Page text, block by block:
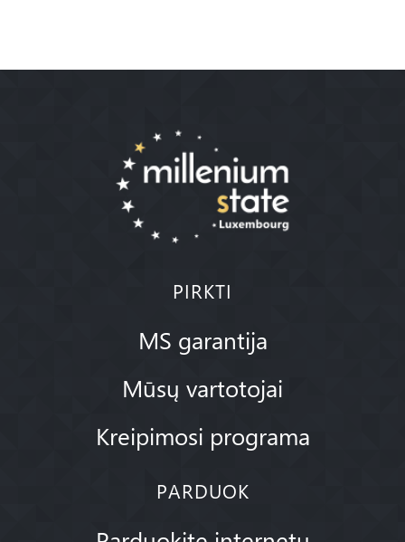
PIRKTI
MS garantija
Mūsų vartotojai
Kreipimosi programa
PARDUOK